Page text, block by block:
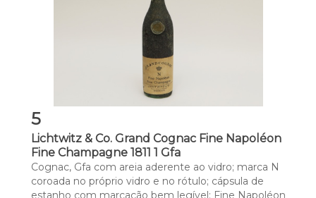
5
Lichtwitz & Co. Grand Cognac Fine Napoléon
Fine Champagne 1811 1 Gfa
Cognac, Gfa com areia aderente ao vidro; marca N
coroada no próprio vidro e no rótulo; cápsula de
estanho com marcação bem legível: Fine Napoléon